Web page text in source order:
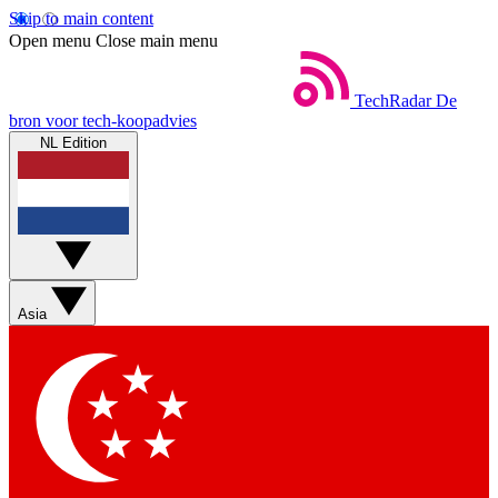
Skip to main content
Open menu Close main menu
TechRadar De
bron voor tech-koopadvies
NL Edition
Asia